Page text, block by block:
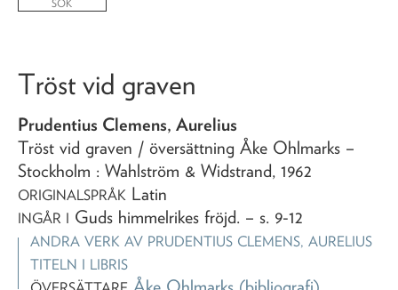
Tröst vid graven
Prudentius Clemens, Aurelius
Tröst vid graven / översättning Åke Ohlmarks –
Stockholm : Wahlström & Widstrand, 1962
ORIGINALSPRÅK Latin
INGÅR I Guds himmelrikes fröjd. – s. 9-12
ANDRA VERK AV PRUDENTIUS CLEMENS, AURELIUS
TITELN I LIBRIS